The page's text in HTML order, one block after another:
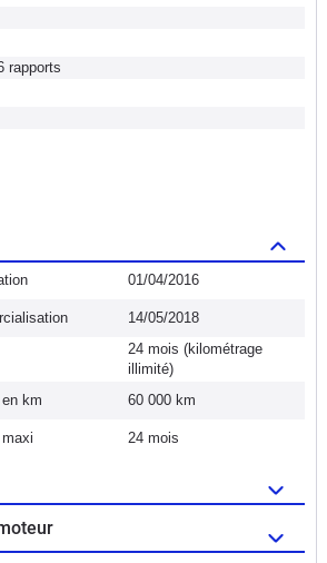
rapports
01/04/2016
14/05/2018
24 mois (kilométrage
illimité)
km
60 000 km
24 mois